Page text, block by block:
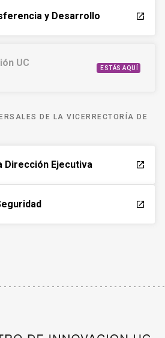
y Desarrollo launch
UC
ESTÁS AQUÍ
DE LA VICERRECTORÍA DE
Dirección Ejecutiva launch
launch